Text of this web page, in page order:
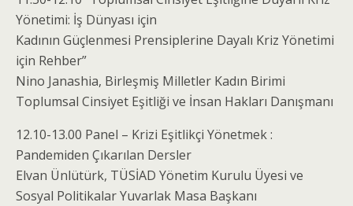
Yönetimi: İş Dünyası için
Kadının Güçlenmesi Prensiplerine Dayalı Kriz Yönetimi
için Rehber”
Nino Janashia, Birleşmiş Milletler Kadın Birimi
Toplumsal Cinsiyet Eşitliği ve İnsan Hakları Danışmanı
12.10-13.00 Panel – Krizi Eşitlikçi Yönetmek :
Pandemiden Çıkarılan Dersler
Elvan Ünlütürk, TÜSİAD Yönetim Kurulu Üyesi ve
Sosyal Politikalar Yuvarlak Masa Başkanı